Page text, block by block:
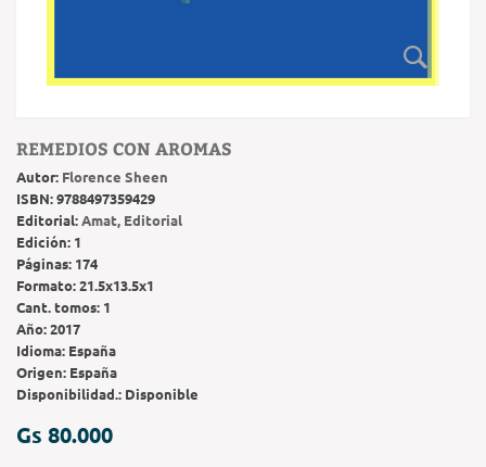
REMEDIOS CON AROMAS
Autor: Florence Sheen
ISBN:9788497359429
Editorial:Amat, Editorial
Edición: 1
Páginas: 174
Formato:21.5x13.5x1
Cant. tomos: 1
Año:2017
Idioma: España
Origen: España
Disponibilidad.: Disponible
Gs 80.000